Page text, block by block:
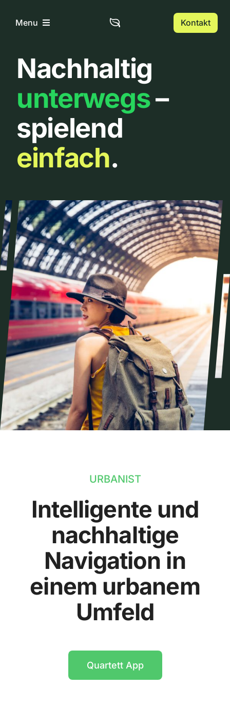
InhaltMenu
Home
Über uns
Urbanlist
Kontakt
Nachhaltig
unterwegs–
spielend
einfach.
URBANIST
Intelligente und
nachhaltige
Navigation in
einem urbanem
Umfeld
Quartett App